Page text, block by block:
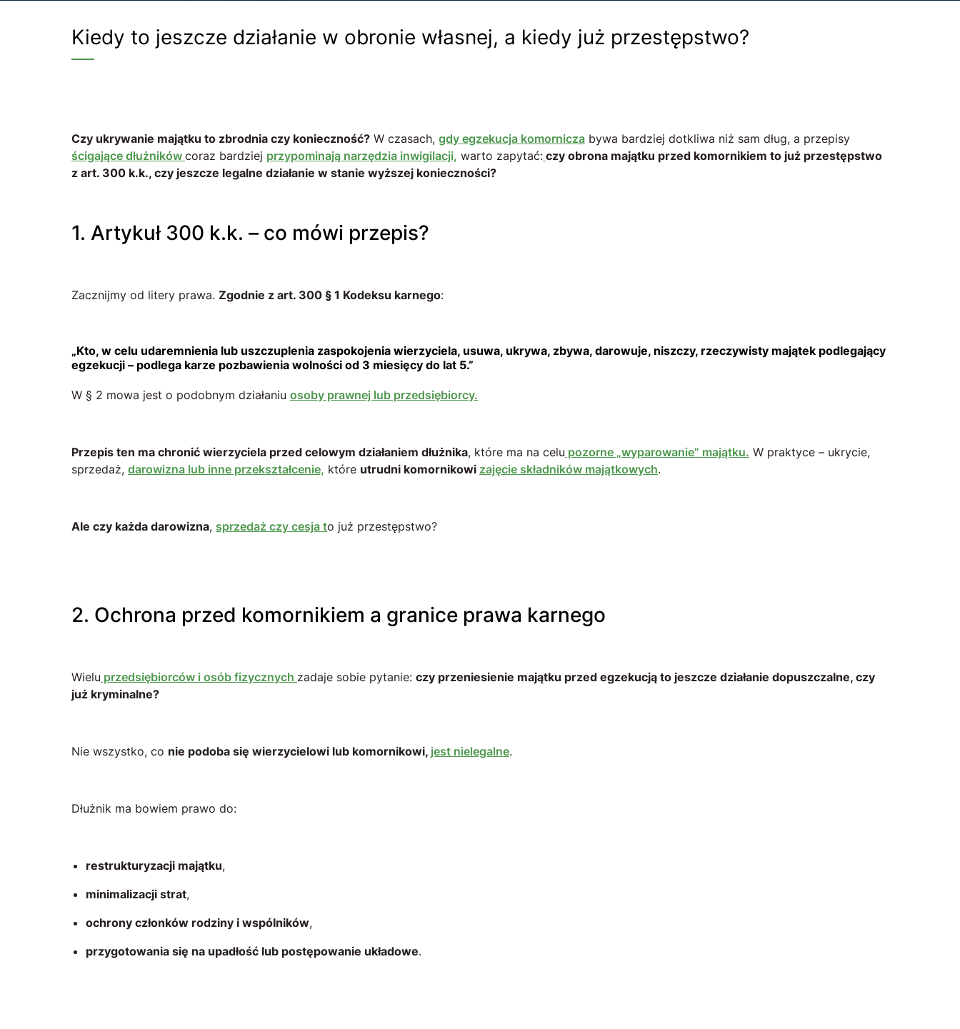
Kiedy to jeszcze działanie w obronie własnej, a kiedy już przestępstwo?
Czy ukrywanie majątku to zbrodnia czy konieczność? W czasach, gdy egzekucja komornicza bywa bardziej dotkliwa niż sam dług, a przepisy
ścigające dłużników coraz bardziej przypominają narzędzia inwigilacji, warto zapytać: czy obrona majątku przed komornikiem to już przestępstwo
z art. 300 k.k., czy jeszcze legalne działanie w stanie wyższej konieczności?
1. Artykuł 300 k.k. – co mówi przepis?
Zacznijmy od litery prawa. Zgodnie z art. 300 § 1 Kodeksu karnego:
„Kto, w celu udaremnienia lub uszczuplenia zaspokojenia wierzyciela, usuwa, ukrywa, zbywa, darowuje, niszczy, rzeczywisty majątek podlegający
egzekucji – podlega karze pozbawienia wolności od 3 miesięcy do lat 5.”
W § 2 mowa jest o podobnym działaniu osoby prawnej lub przedsiębiorcy.
Przepis ten ma chronić wierzyciela przed celowym działaniem dłużnika, które ma na celu pozorne „wyparowanie” majątku. W praktyce – ukrycie,
sprzedaż, darowizna lub inne przekształcenie, które utrudni komornikowi zajęcie składników majątkowych.
Ale czy każda darowizna, sprzedaż czy cesja to już przestępstwo?
2. Ochrona przed komornikiem a granice prawa karnego
Wielu przedsiębiorców i osób fizycznych zadaje sobie pytanie: czy przeniesienie majątku przed egzekucją to jeszcze działanie dopuszczalne, czy
już kryminalne?
Nie wszystko, co nie podoba się wierzycielowi lub komornikowi, jest nielegalne.
Dłużnik ma bowiem prawo do:
restrukturyzacji majątku,
minimalizacji strat,
ochrony członków rodziny i wspólników,
przygotowania się na upadłość lub postępowanie układowe.